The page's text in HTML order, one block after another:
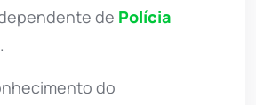
de Polícia
do